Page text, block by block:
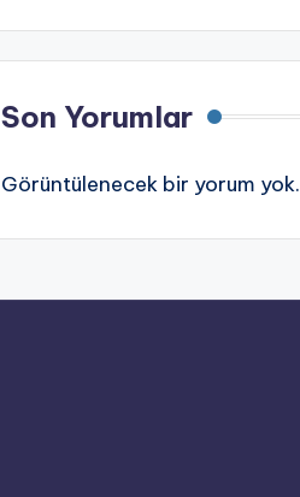
Son Yorumlar
Görüntülenecek bir yorum yok.